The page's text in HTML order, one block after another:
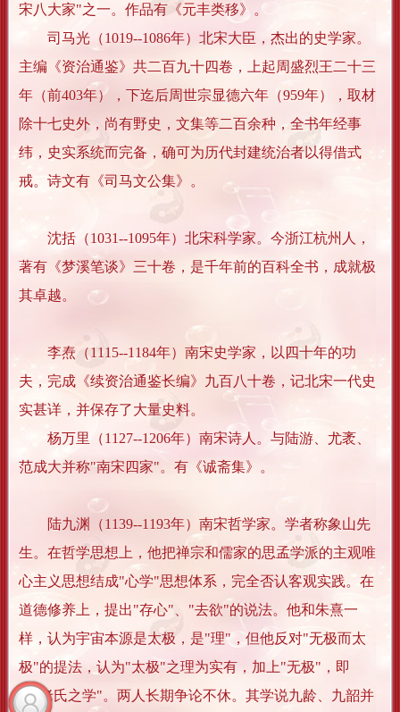
宋八大家"之一。作品有《元丰类移》。
司马光（1019--1086年）北宋大臣，杰出的史学家。
主编《资治通鉴》共二百九十四卷，上起周盛烈王二十三
年（前403年），下迄后周世宗显德六年（959年），取材
除十七史外，尚有野史，文集等二百余种，全书年经事
纬，史实系统而完备，确可为历代封建统治者以得借式
戒。诗文有《司马文公集》。
沈括（1031--1095年）北宋科学家。今浙江杭州人，
著有《梦溪笔谈》三十卷，是千年前的百科全书，成就极
其卓越。
李焘（1115--1184年）南宋史学家，以四十年的功
夫，完成《续资治通鉴长编》九百八十卷，记北宋一代史
实甚详，并保存了大量史料。
杨万里（1127--1206年）南宋诗人。与陆游、尤袤、
范成大并称"南宋四家"。有《诚斋集》。
陆九渊（1139--1193年）南宋哲学家。学者称象山先
生。在哲学思想上，他把禅宗和儒家的思孟学派的主观唯
心主义思想结成"心学"思想体系，完全否认客观实践。在
道德修养上，提出"存心"、"去欲"的说法。他和朱熹一
样，认为宇宙本源是太极，是"理"，但他反对"无极而太
极"的提法，认为"太极"之理为实有，加上"无极"，即
成"老氏之学"。两人长期争论不休。其学说九龄、九韶并